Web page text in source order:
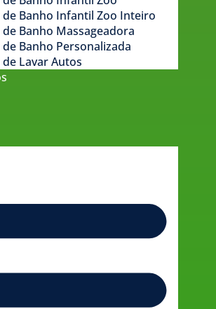
de Banho Infantil Zoo Inteiro
de Banho Massageadora
de Banho Personalizada
de Lavar Autos